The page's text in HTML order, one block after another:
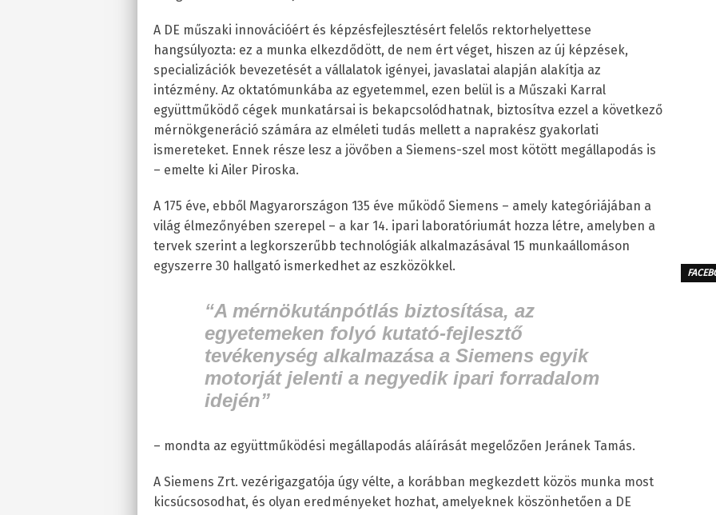
A DE műszaki innovációért és képzésfejlesztésért felelős rektorhelyettese
hangsúlyozta: ez a munka elkezdődött, de nem ért véget, hiszen az új képzések,
specializációk bevezetését a vállalatok igényei, javaslatai alapján alakítja az
intézmény. Az oktatómunkába az egyetemmel, ezen belül is a Műszaki Karral
együttműködő cégek munkatársai is bekapcsolódhatnak, biztosítva ezzel a következő
mérnökgeneráció számára az elméleti tudás mellett a naprakész gyakorlati
ismereteket. Ennek része lesz a jövőben a Siemens-szel most kötött megállapodás is
– emelte ki Ailer Piroska.
A 175 éve, ebből Magyarországon 135 éve működő Siemens – amely kategóriájában a
világ élmezőnyében szerepel – a kar 14. ipari laboratóriumát hozza létre, amelyben a
tervek szerint a legkorszerűbb technológiák alkalmazásával 15 munkaállomáson
egyszerre 30 hallgató ismerkedhet az eszközökkel.
“A mérnökutánpótlás biztosítása, az
egyetemeken folyó kutató-fejlesztő
tevékenység alkalmazása a Siemens egyik
motorját jelenti a negyedik ipari forradalom
idején”
– mondta az együttműködési megállapodás aláírását megelőzően Jeránek Tamás.
A Siemens Zrt. vezérigazgatója úgy vélte, a korábban megkezdett közös munka most
kicsúcsosodhat, és olyan eredményeket hozhat, amelyeknek köszönhetően a DE